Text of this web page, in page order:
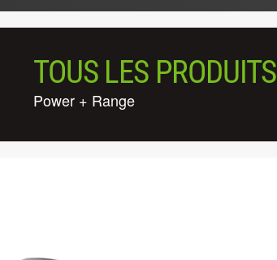
TOUS LES PRODUITS
Power + Range